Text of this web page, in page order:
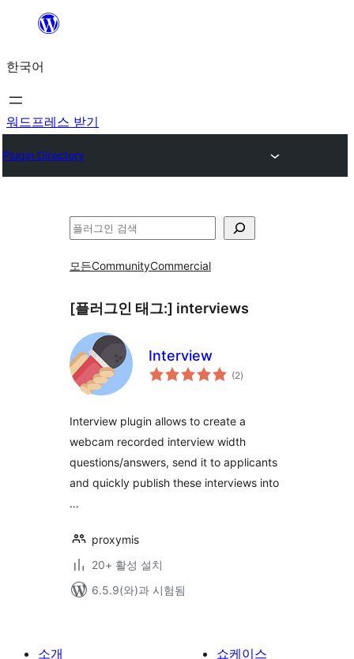
츠
로
바
가
한국어
워드프레스 받기
Plugin Directory
검
모든CommunityCommercial
[플러그인 태그:] interviews
Interview
(2전
체)
Interview plugin allows to create a
webcam recorded interview width
questions/answers, send it to applicants
and quickly publish these interviews into
…
proxymis
20+ 활성 설치
6.5.9(와)과 시험됨
소개
쇼케이스